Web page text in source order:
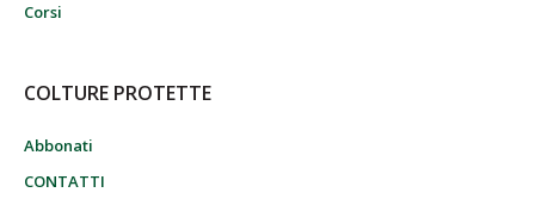
Corsi
COLTURE PROTETTE
Abbonati
CONTATTI